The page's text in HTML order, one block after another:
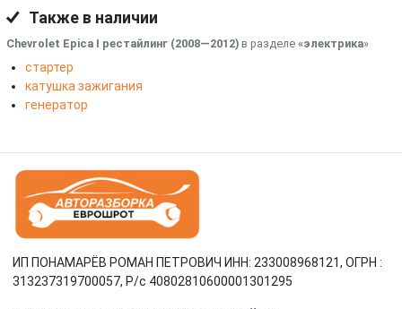
Также в наличии
Chevrolet Epica I рестайлинг (2008—2012) в разделе «электрика»
стартер
катушка зажигания
генератор
ИП ПОНАМАРЁВ РОМАН ПЕТРОВИЧ ИНН: 233008968121, ОГРН :
313237319700057, Р/c 40802810600001301295